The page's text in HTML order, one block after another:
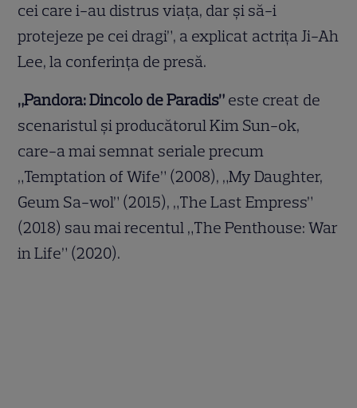
cei care i-au distrus viața, dar și să-i
protejeze pe cei dragi”, a explicat actrița Ji-Ah
Lee, la conferința de presă.
„Pandora: Dincolo de Paradis” este creat de
scenaristul și producătorul Kim Sun-ok,
care-a mai semnat seriale precum
„Temptation of Wife” (2008), „My Daughter,
Geum Sa-wol” (2015), „The Last Empress”
(2018) sau mai recentul „The Penthouse: War
in Life” (2020).